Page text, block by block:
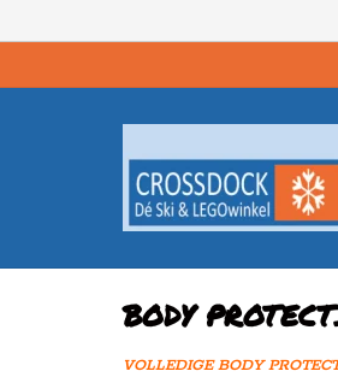
BODY
VOLLEDIGE BODY